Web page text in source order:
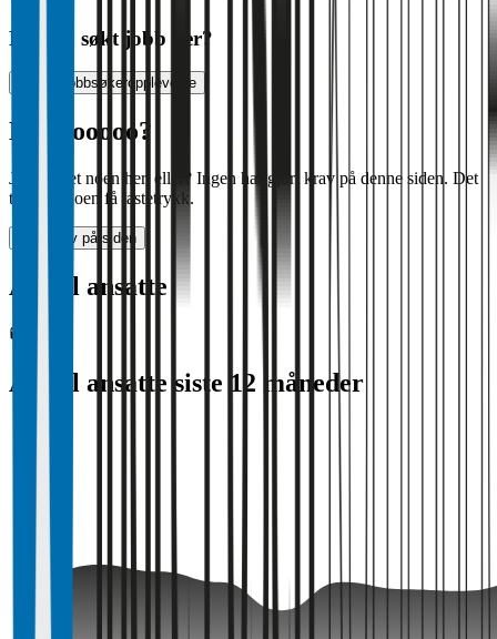
Har du søkt jobb her?
Vurder jobbsøkeropplevelse
Halloooooo?
Jobber det noen her, eller? Ingen har gjort krav på denne siden. Det
tar bare noen få tastetrykk.
Gjør krav på siden
Antall ansatte
Antall ansatte siste 12 måneder